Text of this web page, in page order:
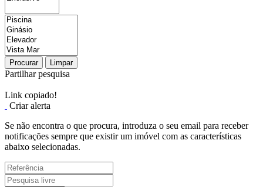
Procurar Limpar
Partilhar pesquisa
Link copiado!
Criar alerta
Se não encontra o que procura, introduza o seu email para receber
notificações sempre que existir um imóvel com as características
abaixo selecionadas.